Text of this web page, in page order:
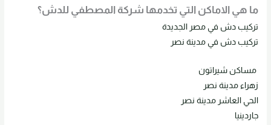
ما هي الاماكن التي تخدمها شركة المصطفي للدش؟
تركيب دش في مصر الجديدة
تركيب دش في مدينة نصر
مساكن شيراتون
زهراء مدينة نصر
الحي العاشر مدينة نصر
جاردينيا